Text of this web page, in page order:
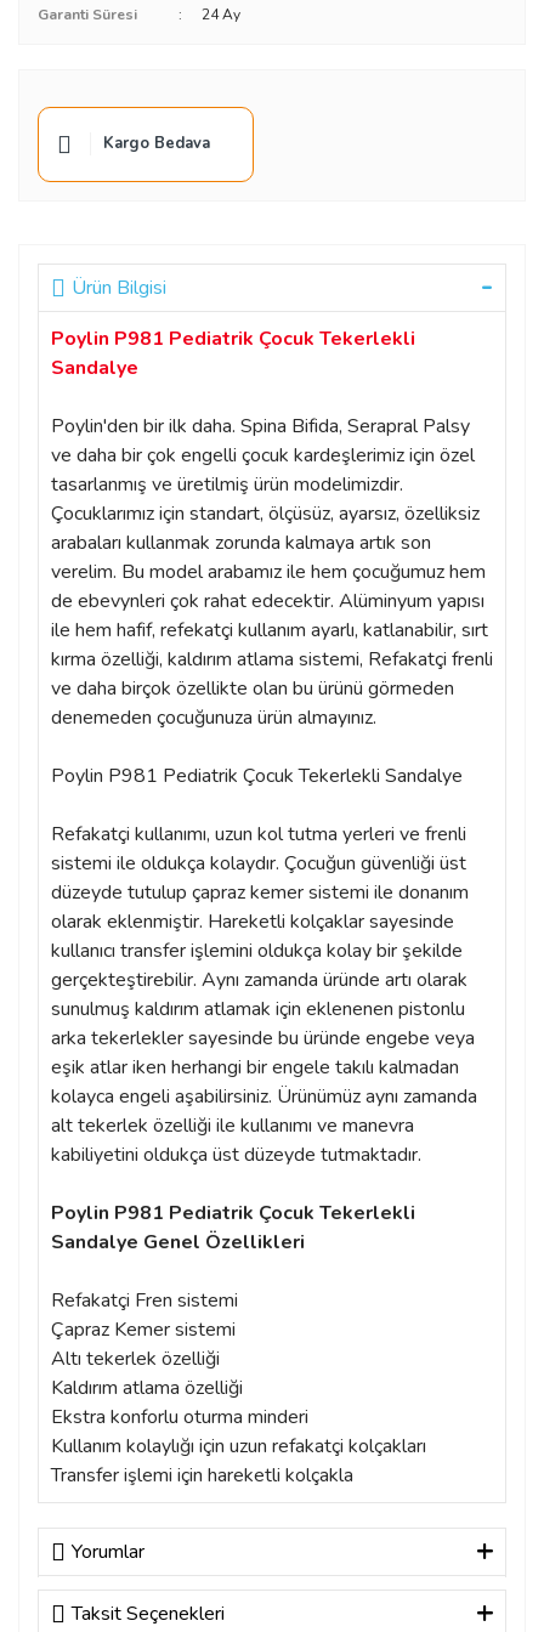
Garanti Süresi
24 Ay
Kargo Bedava
Ürün Bilgisi
Poylin P981 Pediatrik Çocuk Tekerlekli
Sandalye
Poylin'den bir ilk daha. Spina Bifida, Serapral Palsy
ve daha bir çok engelli çocuk kardeşlerimiz için özel
tasarlanmış ve üretilmiş ürün modelimizdir.
Çocuklarımız için standart, ölçüsüz, ayarsız, özelliksiz
arabaları kullanmak zorunda kalmaya artık son
verelim. Bu model arabamız ile hem çocuğumuz hem
de ebevynleri çok rahat edecektir. Alüminyum yapısı
ile hem hafif, refekatçi kullanım ayarlı, katlanabilir, sırt
kırma özelliği, kaldırım atlama sistemi, Refakatçi frenli
ve daha birçok özellikte olan bu ürünü görmeden
denemeden çocuğunuza ürün almayınız.
Poylin P981 Pediatrik Çocuk Tekerlekli Sandalye
Refakatçi kullanımı, uzun kol tutma yerleri ve frenli
sistemi ile oldukça kolaydır. Çocuğun güvenliği üst
düzeyde tutulup çapraz kemer sistemi ile donanım
olarak eklenmiştir. Hareketli kolçaklar sayesinde
kullanıcı transfer işlemini oldukça kolay bir şekilde
gerçekteştirebilir. Aynı zamanda üründe artı olarak
sunulmuş kaldırım atlamak için eklenenen pistonlu
arka tekerlekler sayesinde bu üründe engebe veya
eşik atlar iken herhangi bir engele takılı kalmadan
kolayca engeli aşabilirsiniz. Ürünümüz aynı zamanda
alt tekerlek özelliği ile kullanımı ve manevra
kabiliyetini oldukça üst düzeyde tutmaktadır.
Poylin P981 Pediatrik Çocuk Tekerlekli
Sandalye Genel Özellikleri
Refakatçi Fren sistemi
Çapraz Kemer sistemi
Altı tekerlek özelliği
Kaldırım atlama özelliği
Ekstra konforlu oturma minderi
Kullanım kolaylığı için uzun refakatçi kolçakları
Transfer işlemi için hareketli kolçakla
Yorumlar
Taksit Seçenekleri